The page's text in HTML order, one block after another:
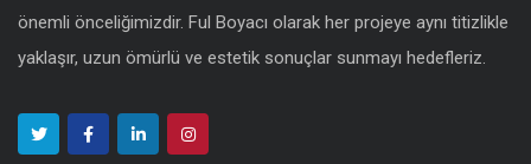
önemli önceliğimizdir. Ful Boyacı olarak her projeye aynı titizlikle
yaklaşır, uzun ömürlü ve estetik sonuçlar sunmayı hedefleriz.